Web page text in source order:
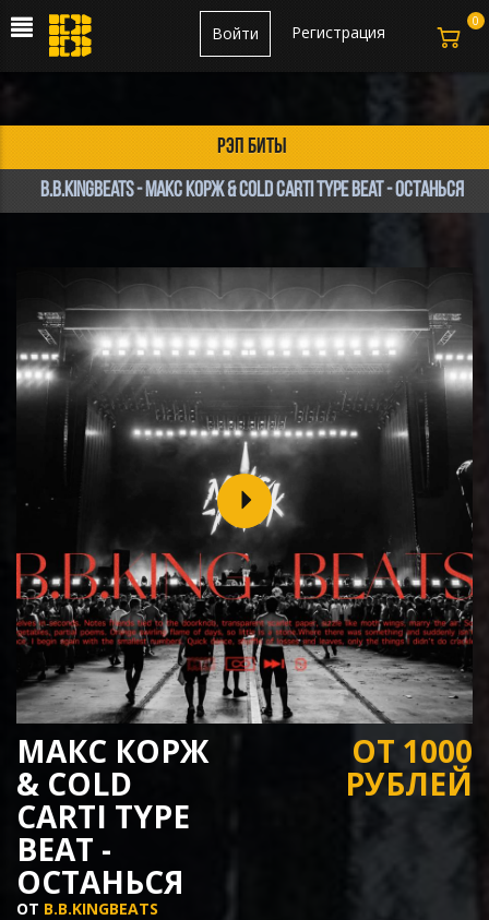
Регистрация
Войти
рэп биты
B.B.KINGbeats - Макс Корж & Cold Carti type beat - Останься
МАКС КОРЖ
& COLD
CARTI TYPE
BEAT -
ОСТАНЬСЯ
ОТ B.B.KINGBEATS
ОТ 1000
РУБЛЕЙ
0